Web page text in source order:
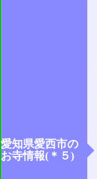
愛知県愛西市の
お寺情報(＊５)